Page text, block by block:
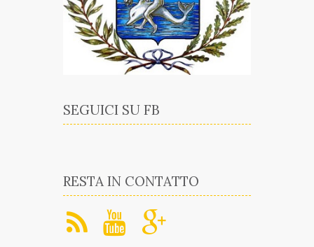
SEGUICI SU FB
RESTA IN CONTATTO